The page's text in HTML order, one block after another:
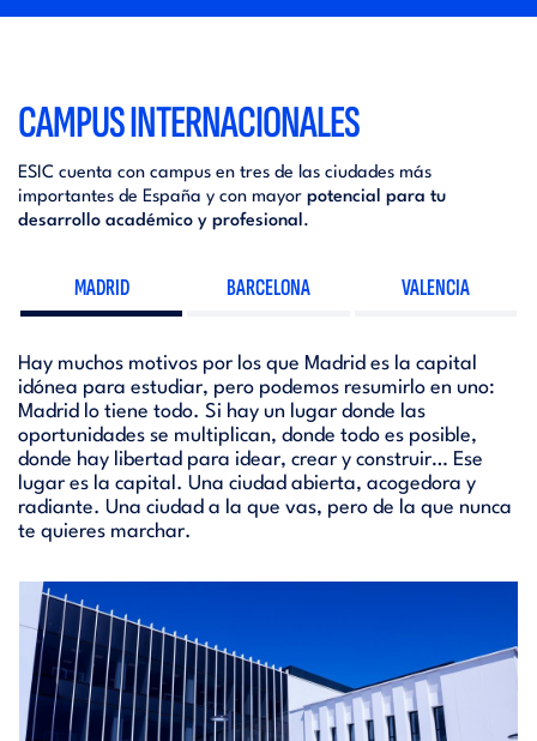
CAMPUS INTERNACIONALES
ESIC cuenta con campus en tres de las ciudades más
importantes de España y con mayor potencial para tu
desarrollo académico y profesional .
MADRID BARCELONA VALENCIA
Hay muchos motivos por los que Madrid es la capital
idónea para estudiar, pero podemos resumirlo en uno:
Madrid lo tiene todo. Si hay un lugar donde las
oportunidades se multiplican, donde todo es posible,
donde hay libertad para idear, crear y construir… Ese
lugar es la capital. Una ciudad abierta, acogedora y
radiante. Una ciudad a la que vas, pero de la que nunca
te quieres marchar.